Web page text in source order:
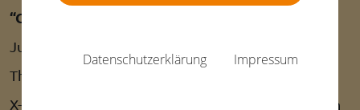
Datenschutzerklärung Impressum
“German Winner 10.07.2022”
Judge: Paula Heikkinen-Lehkonen (FIN)
Thunder Struck von Ziskamir /Tiger: SG2
X-Actly My Style von Ziskamir: V1, Anw.-Dt.-VDH-Ch